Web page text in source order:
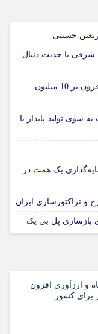
در آذربایجان
شرقی با جدیت دنبال
تولید بیش از10 هزار دستگاه و ارزآوری افزون بر 10 میلیون
سوی تولید پایدار با
با سرمایه‌گذاری یک همت در
و تراکتورسازی ایران
بازسازی پل بی یک
دستگاه و ارزآوری افزون